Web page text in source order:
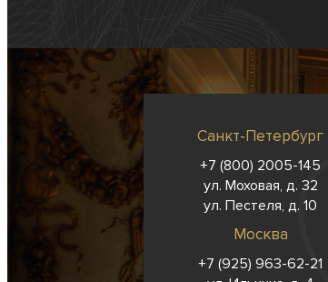
Санкт-Петербург
+7 (800) 2005-145
ул. Моховая, д. 32
ул. Пестеля, д. 10
Москва
+7 (925) 963-62-21